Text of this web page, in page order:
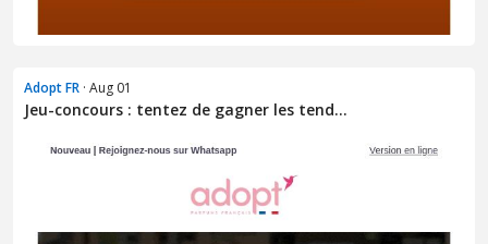
Adopt FR · Aug 01
Jeu-concours : tentez de gagner les tend...